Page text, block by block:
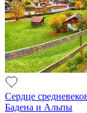
Сердце
Бадена и Альпы